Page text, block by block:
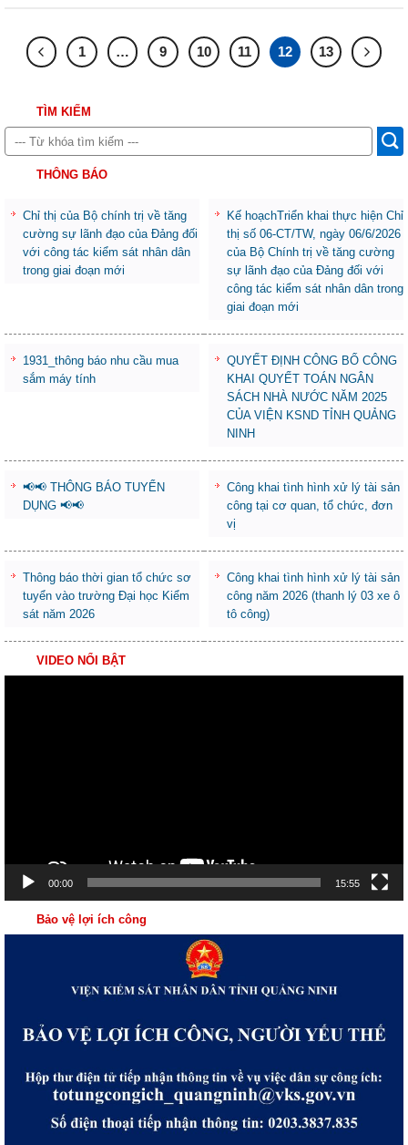
1 … 9 10 11 12 13
TÌM KIẾM
THÔNG BÁO
Chỉ thị của Bộ chính trị về tăng
cường sự lãnh đạo của Đảng đối
với công tác kiểm sát nhân dân
trong giai đoạn mới
Kế hoạchTriển khai thực hiện Chỉ
thị số 06-CT/TW, ngày 06/6/2026
của Bộ Chính trị về tăng cường
sự lãnh đạo của Đảng đối với
công tác kiểm sát nhân dân trong
giai đoạn mới
1931_thông báo nhu cầu mua
sắm máy tính
QUYẾT ĐỊNH CÔNG BỐ CÔNG
KHAI QUYẾT TOÁN NGÂN
SÁCH NHÀ NƯỚC NĂM 2025
CỦA VIỆN KSND TỈNH QUẢNG
NINH
📢📢 THÔNG BÁO TUYỂN
DỤNG 📢📢
Công khai tình hình xử lý tài sản
công tại cơ quan, tổ chức, đơn
vị
Thông báo thời gian tổ chức sơ
tuyển vào trường Đại học Kiểm
sát năm 2026
Công khai tình hình xử lý tài sản
công năm 2026 (thanh lý 03 xe ô
tô công)
VIDEO NỔI BẬT
00:00 15:55
Bảo vệ lợi ích công